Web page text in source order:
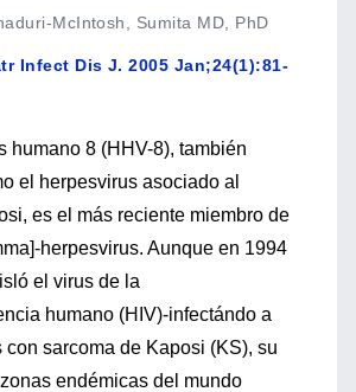
McIntosh, Sumita MD, PhD
Infect Dis J. 2005 Jan;24(1):81-
humano 8 (HHV-8), también
el herpesvirus asociado al
es el más reciente miembro de
herpesvirus. Aunque en 1994
el virus de la
humano (HIV)-infectándo a
con sarcoma de Kaposi (KS), su
endémicas del mundo